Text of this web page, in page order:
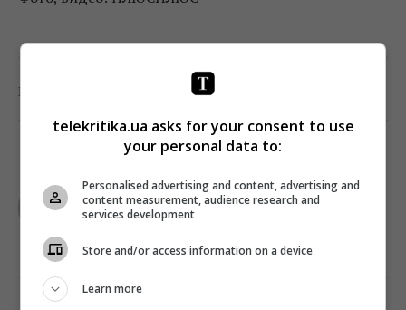
Поділитись:
TELEKRITIKA
telekritika.ua asks for your consent to use
your personal data to:
Personalised advertising and content, advertising and
content measurement, audience research and
services development
Store and/or access information on a device
Learn more